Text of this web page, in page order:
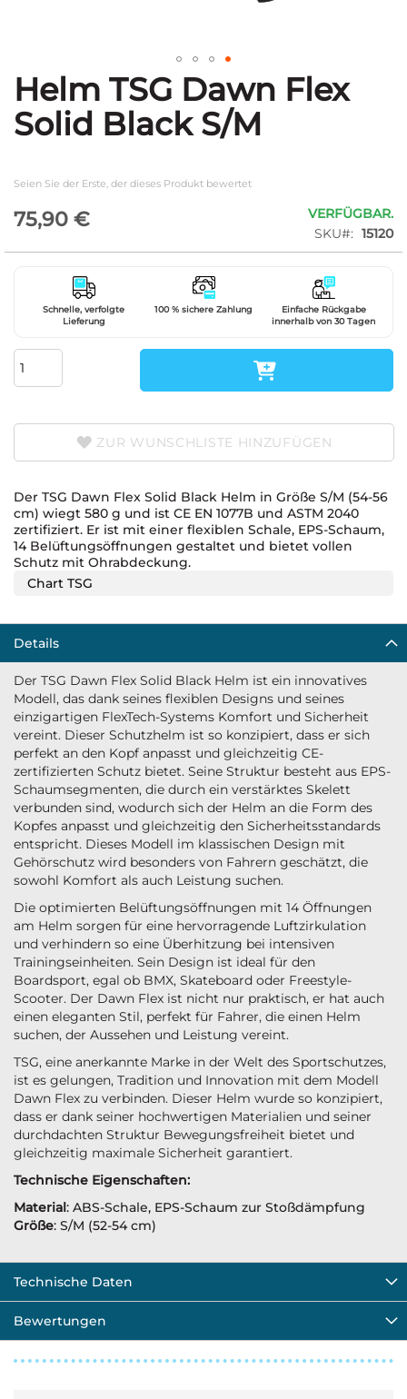
Zum
Anfang
der
Bildgalerie
Helm TSG Dawn Flex
Solid Black S/M
Seien Sie der Erste, der dieses Produkt bewertet
75,90 €
VERFÜGBAR.
SKU
15120
Schnelle, verfolgte
Lieferung
100 % sichere Zahlung
Einfache Rückgabe
innerhalb von 30 Tagen
ZUR WUNSCHLISTE HINZUFÜGEN
Der TSG Dawn Flex Solid Black Helm in Größe S/M (54-56
cm) wiegt 580 g und ist CE EN 1077B und ASTM 2040
zertifiziert. Er ist mit einer flexiblen Schale, EPS-Schaum,
14 Belüftungsöffnungen gestaltet und bietet vollen
Schutz mit Ohrabdeckung.
Chart TSG
Details
Der TSG Dawn Flex Solid Black Helm ist ein innovatives
Modell, das dank seines flexiblen Designs und seines
einzigartigen FlexTech-Systems Komfort und Sicherheit
vereint. Dieser Schutzhelm ist so konzipiert, dass er sich
perfekt an den Kopf anpasst und gleichzeitig CE-
zertifizierten Schutz bietet. Seine Struktur besteht aus EPS-
Schaumsegmenten, die durch ein verstärktes Skelett
verbunden sind, wodurch sich der Helm an die Form des
Kopfes anpasst und gleichzeitig den Sicherheitsstandards
entspricht. Dieses Modell im klassischen Design mit
Gehörschutz wird besonders von Fahrern geschätzt, die
sowohl Komfort als auch Leistung suchen.
Die optimierten Belüftungsöffnungen mit 14 Öffnungen
am Helm sorgen für eine hervorragende Luftzirkulation
und verhindern so eine Überhitzung bei intensiven
Trainingseinheiten. Sein Design ist ideal für den
Boardsport, egal ob BMX, Skateboard oder Freestyle-
Scooter. Der Dawn Flex ist nicht nur praktisch, er hat auch
einen eleganten Stil, perfekt für Fahrer, die einen Helm
suchen, der Aussehen und Leistung vereint.
TSG, eine anerkannte Marke in der Welt des Sportschutzes,
ist es gelungen, Tradition und Innovation mit dem Modell
Dawn Flex zu verbinden. Dieser Helm wurde so konzipiert,
dass er dank seiner hochwertigen Materialien und seiner
durchdachten Struktur Bewegungsfreiheit bietet und
gleichzeitig maximale Sicherheit garantiert.
Technische Eigenschaften:
Material: ABS-Schale, EPS-Schaum zur Stoßdämpfung
Größe: S/M (52-54 cm)
Technische Daten
Bewertungen